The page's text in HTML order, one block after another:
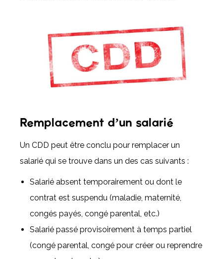
Remplacement d’un salarié
Un CDD peut être conclu pour remplacer un
salarié qui se trouve dans un des cas suivants :
Salarié absent temporairement ou dont le
contrat est suspendu (maladie, maternité,
congés payés, congé parental, etc.)
Salarié passé provisoirement à temps partiel
(congé parental, congé pour créer ou reprendre